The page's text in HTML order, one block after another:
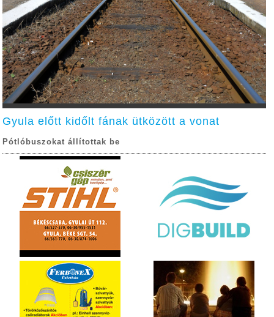
Gyula előtt kidőlt fának ütközött a vonat
Pótlóbuszokat állítottak be